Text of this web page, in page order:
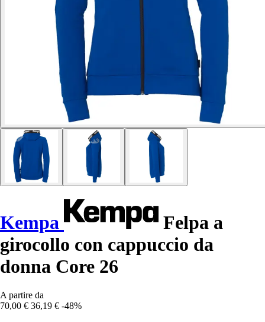
Kempa
Felpa a
girocollo con cappuccio da
donna Core 26
A partire da
70,00 € 36,19 € -48%